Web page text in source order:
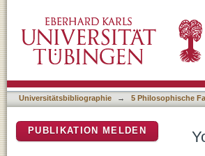
Universitätsbibliographie → 5 Philosophische
PUBLIKATION MELDEN